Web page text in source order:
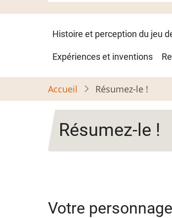
Navigation
principale
Histoire et perception du jeu
Expériences et inventions
Accueil Résumez-le !
Résumez-le !
Votre